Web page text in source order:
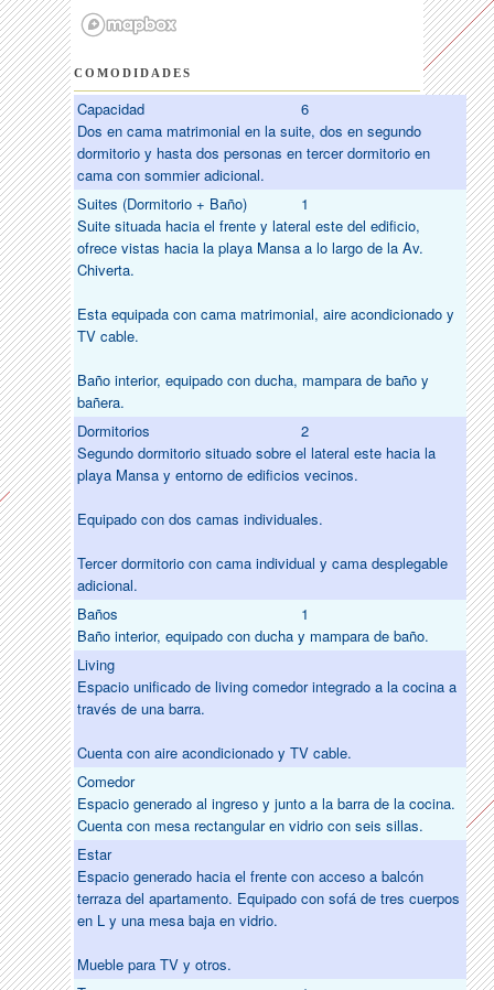
COMODIDADES
Capacidad
6
Dos en cama matrimonial en la suite, dos en segundo
dormitorio y hasta dos personas en tercer dormitorio en
cama con sommier adicional.
Suites (Dormitorio + Baño)
1
Suite situada hacia el frente y lateral este del edificio,
ofrece vistas hacia la playa Mansa a lo largo de la Av.
Chiverta.
Esta equipada con cama matrimonial, aire acondicionado y
TV cable.
Baño interior, equipado con ducha, mampara de baño y
bañera.
Dormitorios
2
Segundo dormitorio situado sobre el lateral este hacia la
playa Mansa y entorno de edificios vecinos.
Equipado con dos camas individuales.
Tercer dormitorio con cama individual y cama desplegable
adicional.
Baños
1
Baño interior, equipado con ducha y mampara de baño.
Living
Espacio unificado de living comedor integrado a la cocina a
través de una barra.
Cuenta con aire acondicionado y TV cable.
Comedor
Espacio generado al ingreso y junto a la barra de la cocina.
Cuenta con mesa rectangular en vidrio con seis sillas.
Estar
Espacio generado hacia el frente con acceso a balcón
terraza del apartamento. Equipado con sofá de tres cuerpos
en L y una mesa baja en vidrio.
Mueble para TV y otros.